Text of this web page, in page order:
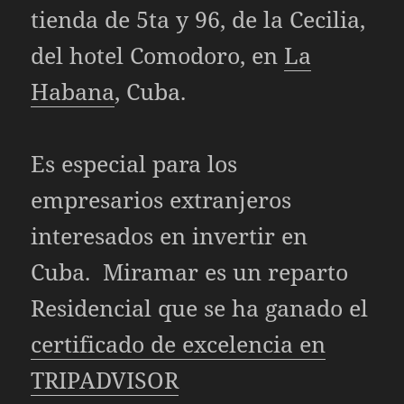
tienda de 5ta y 96, de la Cecilia,
del hotel Comodoro, en La
Habana, Cuba.
Es especial para los
empresarios extranjeros
interesados en invertir en
Cuba. Miramar es un reparto
Residencial que se ha ganado el
certificado de excelencia en
TRIPADVISOR